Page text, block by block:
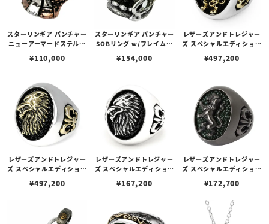
スターリンギア パンチャー
ニューアーマードステルス
トシルバー
¥110,000
スターリンギア パンチャー
SOBリング w/フレイムス
チャー
¥154,000
レザーズアンドトレジャー
ズ スペシャルエディション
フレアデリー w/スティン
¥497,200
レザーズアンドトレジャー
ズ スペシャルエディション
レアデリー w/スティング
¥497,200
レザーズアンドトレジャー
ズ スペシャルエディション
ィッドスティングレイ（ブ
¥167,200
レザーズアンドトレジャー
ズ スペシャルエディション
ィングレイ（グリーン）
¥172,700